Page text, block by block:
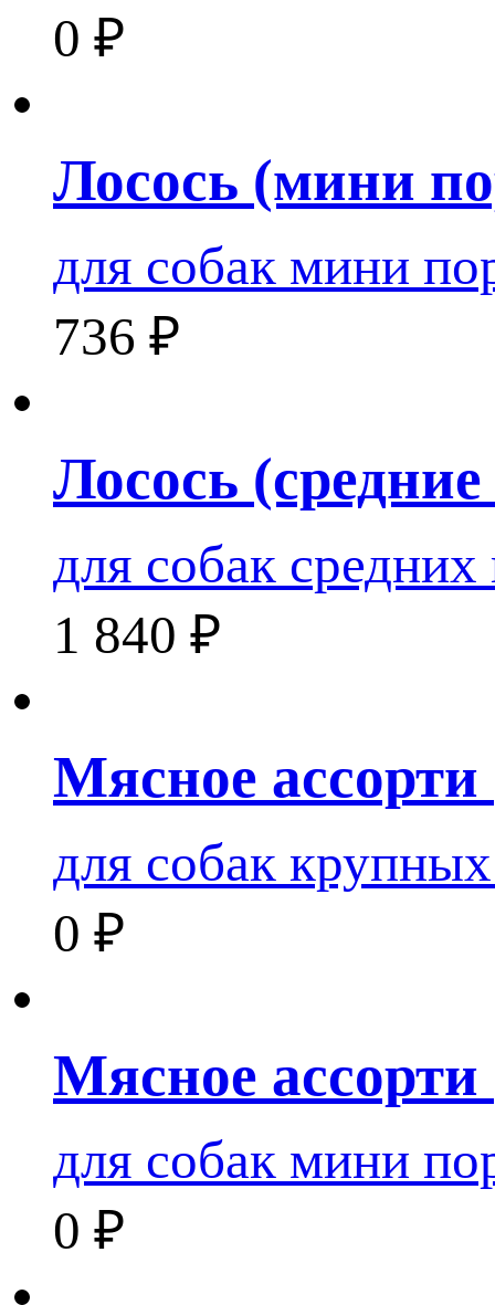
0 ₽
Лосось (мини
для собак мини
736 ₽
Лосось
для собак
1 840 ₽
Мясное
для собак
0 ₽
Мясное
для собак мини
0 ₽